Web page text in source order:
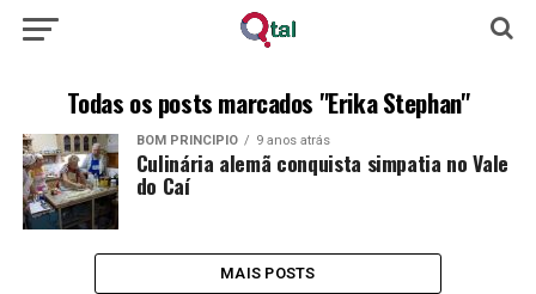
Todas os posts marcados "Erika Stephan"
BOM PRINCÍPIO 9 anos atrás
Culinária alemã conquista simpatia no Vale
do Caí
MAIS POSTS